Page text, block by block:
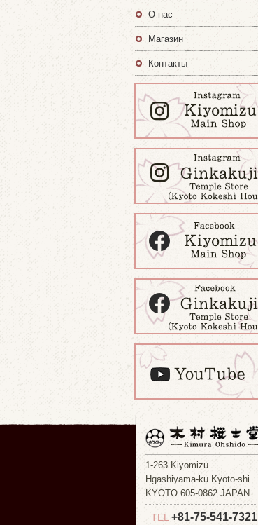
О нас
Магазин
Контакты
1-263 Kiyomizu
Hgashiyama-ku Kyoto-shi
KYOTO 605-0862 JAPAN
TEL +81-75-541-7321